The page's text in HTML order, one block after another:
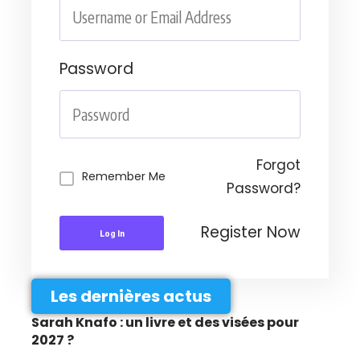
Password
Remember Me
Forgot
Password?
Log In Register Now
Les dernières actus
Sarah Knafo : un livre et des visées pour
2027 ?